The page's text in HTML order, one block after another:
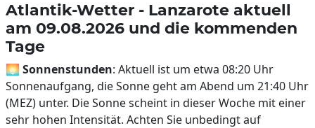
Atlantik-Wetter - Lanzarote aktuell
am 09.08.2026 und die kommenden
Tage
🌅 Sonnenstunden: Aktuell ist um etwa 08:20 Uhr
Sonnenaufgang, die Sonne geht am Abend um 21:40 Uhr
(MEZ) unter. Die Sonne scheint in dieser Woche mit einer
sehr hohen Intensität. Achten Sie unbedingt auf